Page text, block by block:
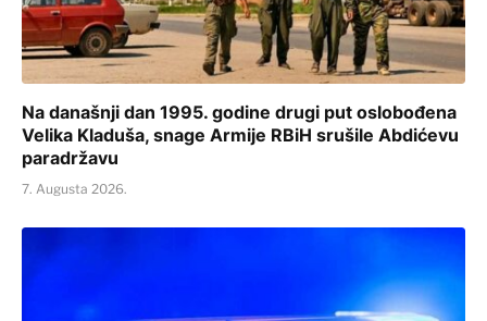
Na današnji dan 1995. godine drugi put oslobođena
Velika Kladuša, snage Armije RBiH srušile Abdićevu
paradržavu
7. Augusta 2026.